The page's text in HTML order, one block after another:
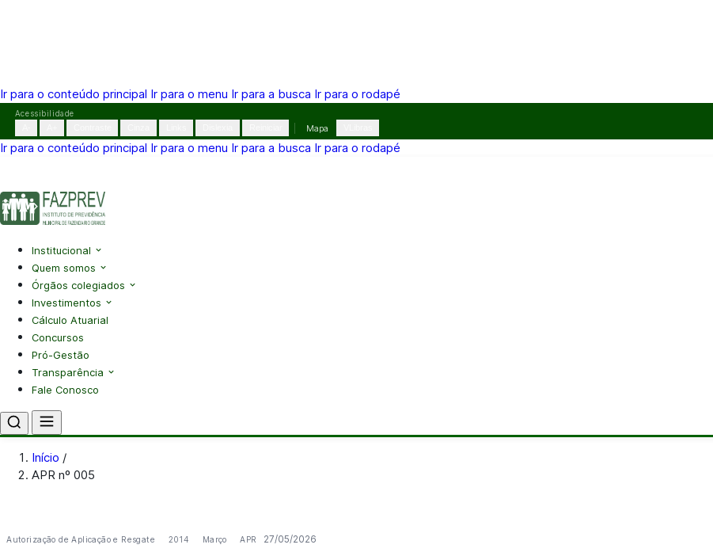
Ir para o conteúdo principal Ir para o menu Ir para a busca Ir para o rodapé
Pular
o
Acessibilidade
Mapa
Ir para o conteúdo principal Ir para o menu Ir para a busca Ir para o rodapé
Institucional
Quem somos
Órgãos colegiados
Investimentos
Cálculo Atuarial
Concursos
Pró-Gestão
Transparência
Fale Conosco
Início /
APR nº 005
Autorização de Aplicação e Resgate 2014 Março APR 27/05/2026